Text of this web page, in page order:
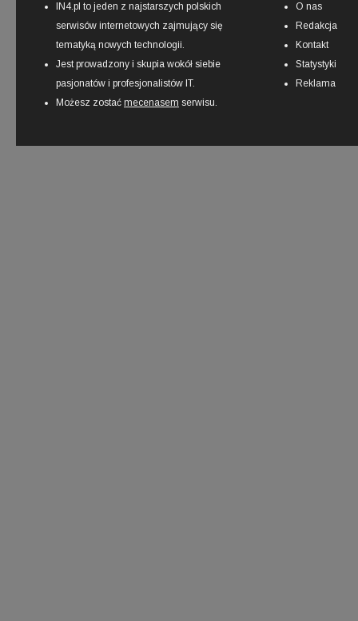
IN4.pl to jeden z najstarszych polskich
serwisów internetowych zajmujący się
tematyką nowych technologii.
Jest prowadzony i skupia wokół siebie
pasjonatów i profesjonalistów IT.
Możesz zostać mecenasem serwisu.
O nas
Redakcja
Kontakt
Statystyki
Reklama